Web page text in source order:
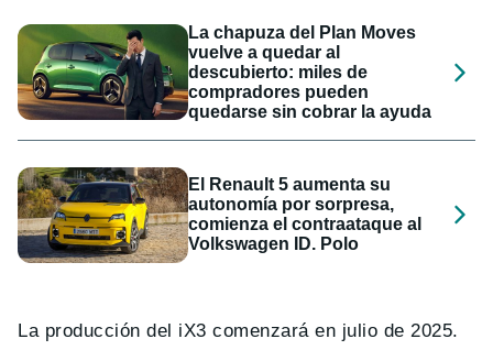
La chapuza del Plan Moves
vuelve a quedar al
descubierto: miles de
compradores pueden
quedarse sin cobrar la ayuda
El Renault 5 aumenta su
autonomía por sorpresa,
comienza el contraataque al
Volkswagen ID. Polo
La producción del iX3 comenzará en julio de 2025.